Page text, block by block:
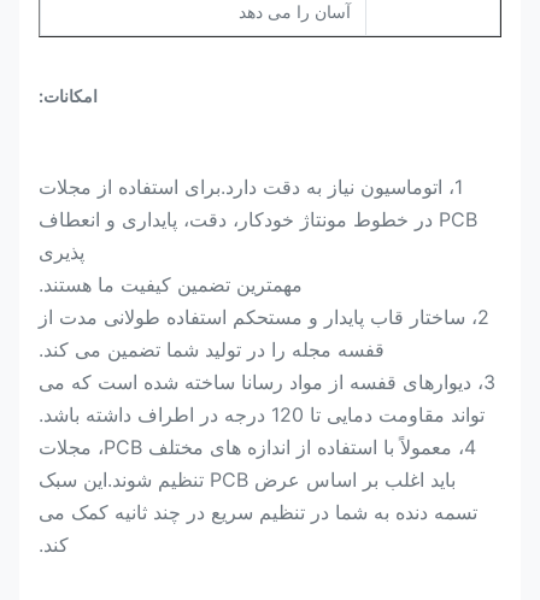
آسان را می دهد
امکانات:
1، اتوماسیون نیاز به دقت دارد.برای استفاده از مجلات
PCB در خطوط مونتاژ خودکار، دقت، پایداری و انعطاف
پذیری
مهمترین تضمین کیفیت ما هستند.
2، ساختار قاب پایدار و مستحکم استفاده طولانی مدت از
قفسه مجله را در تولید شما تضمین می کند.
3، دیوارهای قفسه از مواد رسانا ساخته شده است که می
تواند مقاومت دمایی تا 120 درجه در اطراف داشته باشد.
4، معمولاً با استفاده از اندازه های مختلف PCB، مجلات
باید اغلب بر اساس عرض PCB تنظیم شوند.این سبک
تسمه دنده به شما در تنظیم سریع در چند ثانیه کمک می
کند.